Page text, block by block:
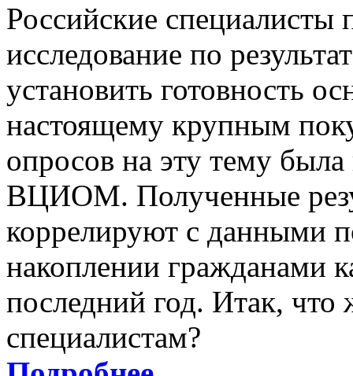
Российские специалисты
исследование по
установить готовность
настоящему крупным
опросов на эту тему
ВЦИОМ. Полученные
коррелируют с данными
накоплении гражданами
последний год. Итак, что
специалистам?